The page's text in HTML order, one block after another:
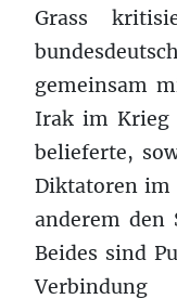
Grass
gemeinsam
Irak im Krieg
belieferte,
Diktatoren im
anderem den
Beides sind